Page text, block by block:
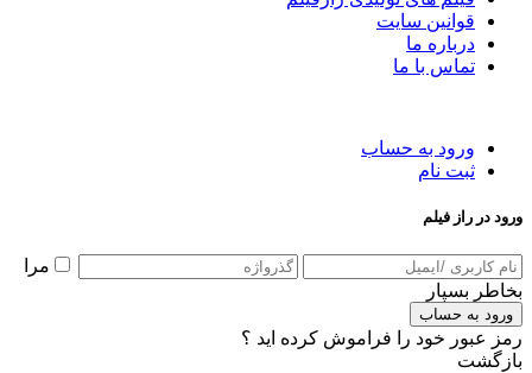
قوانین سایت
درباره ما
تماس با ما
ورود به حساب
ثبت نام
ورود در راز فیلم
مرا
بخاطر بسپار
ورود به حساب
رمز عبور خود را فراموش کرده اید ؟
بازگشت